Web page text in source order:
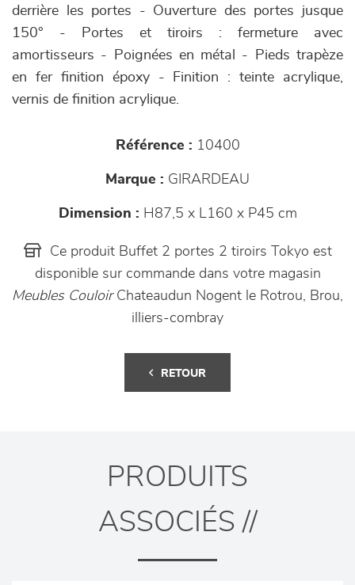
derrière les portes - Ouverture des portes jusque
150° - Portes et tiroirs : fermeture avec
amortisseurs - Poignées en métal - Pieds trapèze
en fer finition époxy - Finition : teinte acrylique,
vernis de finition acrylique.
Référence : 10400
Marque : GIRARDEAU
Dimension : H87,5 x L160 x P45 cm
Ce produit Buffet 2 portes 2 tiroirs Tokyo est
disponible sur commande dans votre magasin
Meubles CouloirChateaudun Nogent le Rotrou, Brou,
illiers-combray
RETOUR
PRODUITS
ASSOCIÉS //